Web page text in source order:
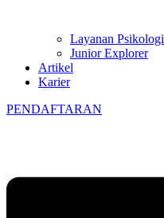
Layanan Psikologi
Junior Explorer
Artikel
Karier
PENDAFTARAN